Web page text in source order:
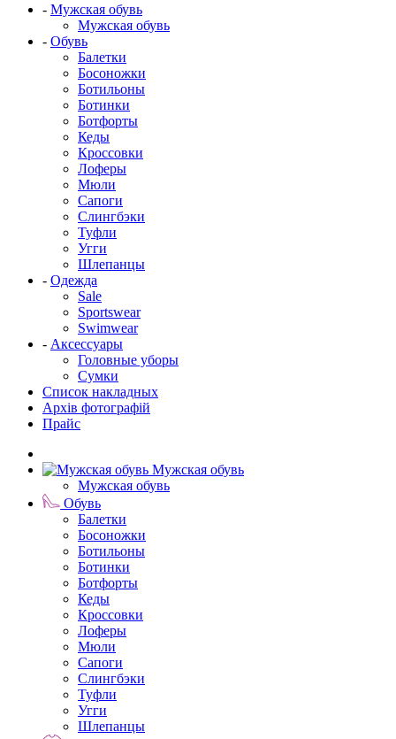
- Мужская обувь
Мужская обувь
- Обувь
Балетки
Босоножки
Ботильоны
Ботинки
Ботфорты
Кеды
Кроссовки
Лоферы
Мюли
Сапоги
Слингбэки
Туфли
Угги
Шлепанцы
- Одежда
Sale
Sportswear
Swimwear
- Аксессуары
Головные уборы
Сумки
Список накладных
Архів фотографій
Прайс
Мужская обувь
Мужская обувь
Обувь
Балетки
Босоножки
Ботильоны
Ботинки
Ботфорты
Кеды
Кроссовки
Лоферы
Мюли
Сапоги
Слингбэки
Туфли
Угги
Шлепанцы